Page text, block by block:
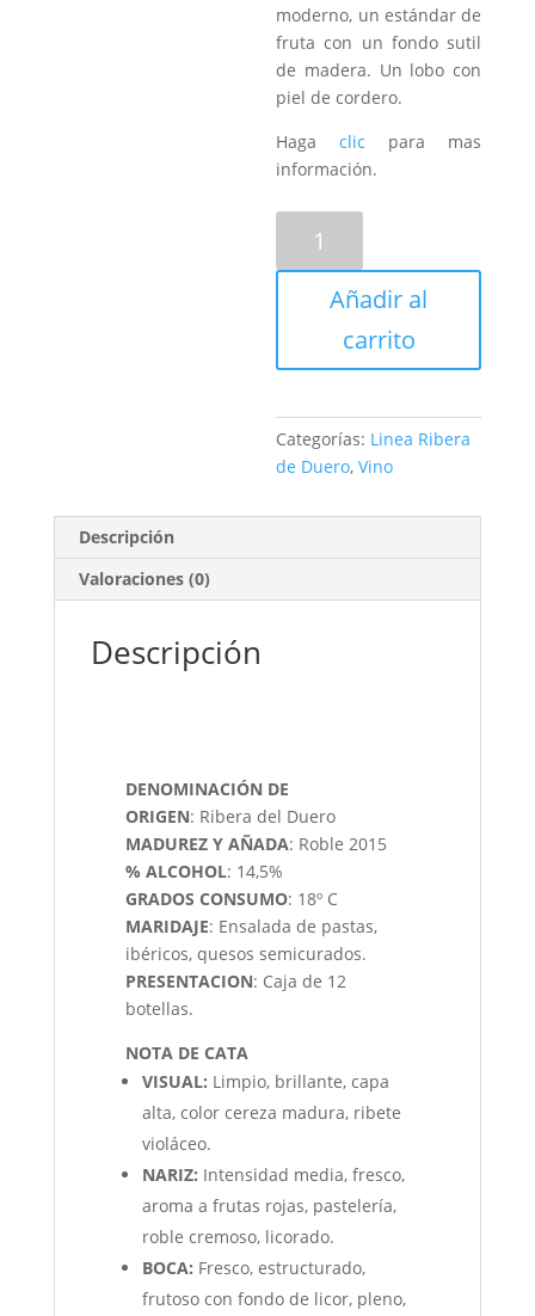
moderno, un estándar de
fruta con un fondo sutil
de madera. Un lobo con
piel de cordero.
Hagaclic para mas
información.
Roble
Tinto
Botellas
Añadir al
carrito
Categorías: Linea Ribera
de Duero,Vino
Descripción
Valoraciones (0)
Descripción
DENOMINACIÓN DE
ORIGEN: Ribera del Duero
MADUREZ Y AÑADA: Roble 2015
% ALCOHOL: 14,5%
GRADOS CONSUMO: 18º C
MARIDAJE: Ensalada de pastas,
ibéricos, quesos semicurados.
PRESENTACION: Caja de 12
botellas.
NOTA DE CATA
VISUAL: Limpio, brillante, capa
alta, color cereza madura, ribete
violáceo.
NARIZ: Intensidad media, fresco,
aroma a frutas rojas, pastelería,
roble cremoso, licorado.
BOCA: Fresco, estructurado,
frutoso con fondo de licor, pleno,